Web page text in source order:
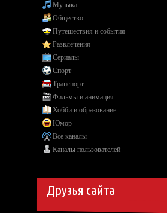
Музыка
Общество
Путешествия и события
Развлечения
Сериалы
Спорт
Транспорт
Фильмы и анимация
Хобби и образование
Юмор
Все каналы
Каналы пользователей
Друзья сайта